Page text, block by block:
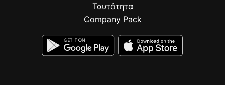
Ταυτότητα
Company Pack